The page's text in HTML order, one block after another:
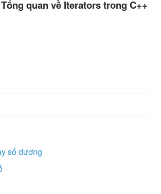
Tổng quan về Iterators trong C++
số dương